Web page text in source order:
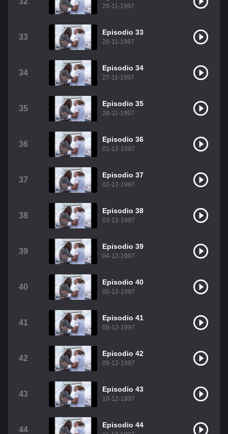
25-11-1997
33
Episodio 33
26-11-1997
34
Episodio 34
27-11-1997
35
Episodio 35
28-11-1997
36
Episodio 36
01-12-1997
37
Episodio 37
02-12-1997
38
Episodio 38
03-12-1997
39
Episodio 39
04-12-1997
40
Episodio 40
05-12-1997
41
Episodio 41
08-12-1997
42
Episodio 42
09-12-1997
43
Episodio 43
10-12-1997
44
Episodio 44